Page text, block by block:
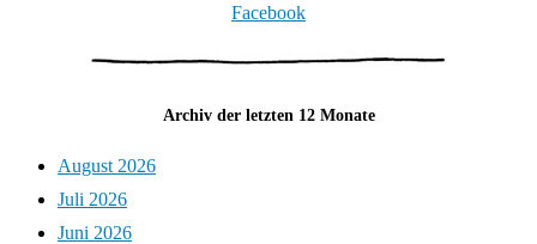
Facebook
Archiv der letzten 12 Monate
August 2026
Juli 2026
Juni 2026